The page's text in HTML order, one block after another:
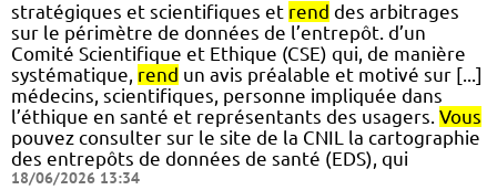
stratégiques et scientifiques et rend des arbitrages
sur le périmètre de données de l’entrepôt. d’un
Comité Scientifique et Ethique (CSE) qui, de manière
systématique, rend un avis préalable et motivé sur [...]
médecins, scientifiques, personne impliquée dans
l’éthique en santé et représentants des usagers. Vous
pouvez consulter sur le site de la CNIL la cartographie
des entrepôts de données de santé (EDS), qui
18/06/2026 13:34